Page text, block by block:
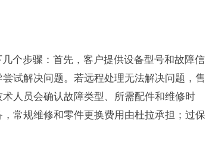
个步骤：首先，客户提供设备型号和故障信
试解决问题。若远程处理无法解决问题，售
人员会确认故障类型、所需配件和维修时
常规维修和零件更换费用由杜拉承担；过保